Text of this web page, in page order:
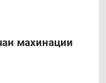
махинации